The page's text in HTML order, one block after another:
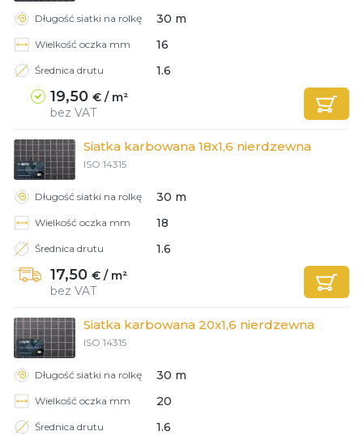
Client login
Email lub Nazwa Użytkownika
Długość siatki na rolkę 30 m
Wielkość oczka mm 16
Średnica drutu 1.6
19,50 € / m²
bez VAT
Siatka karbowana 18x1,6 nierdzewna
ISO 14315
Długość siatki na rolkę 30 m
Wielkość oczka mm 18
Średnica drutu 1.6
17,50 € / m²
bez VAT
Siatka karbowana 20x1,6 nierdzewna
ISO 14315
Długość siatki na rolkę 30 m
Wielkość oczka mm 20
Średnica drutu 1.6